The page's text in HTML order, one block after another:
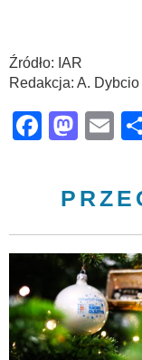
Źródło: IAR
Redakcja: A. Dybcio